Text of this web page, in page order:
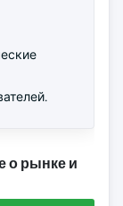
о рынке и